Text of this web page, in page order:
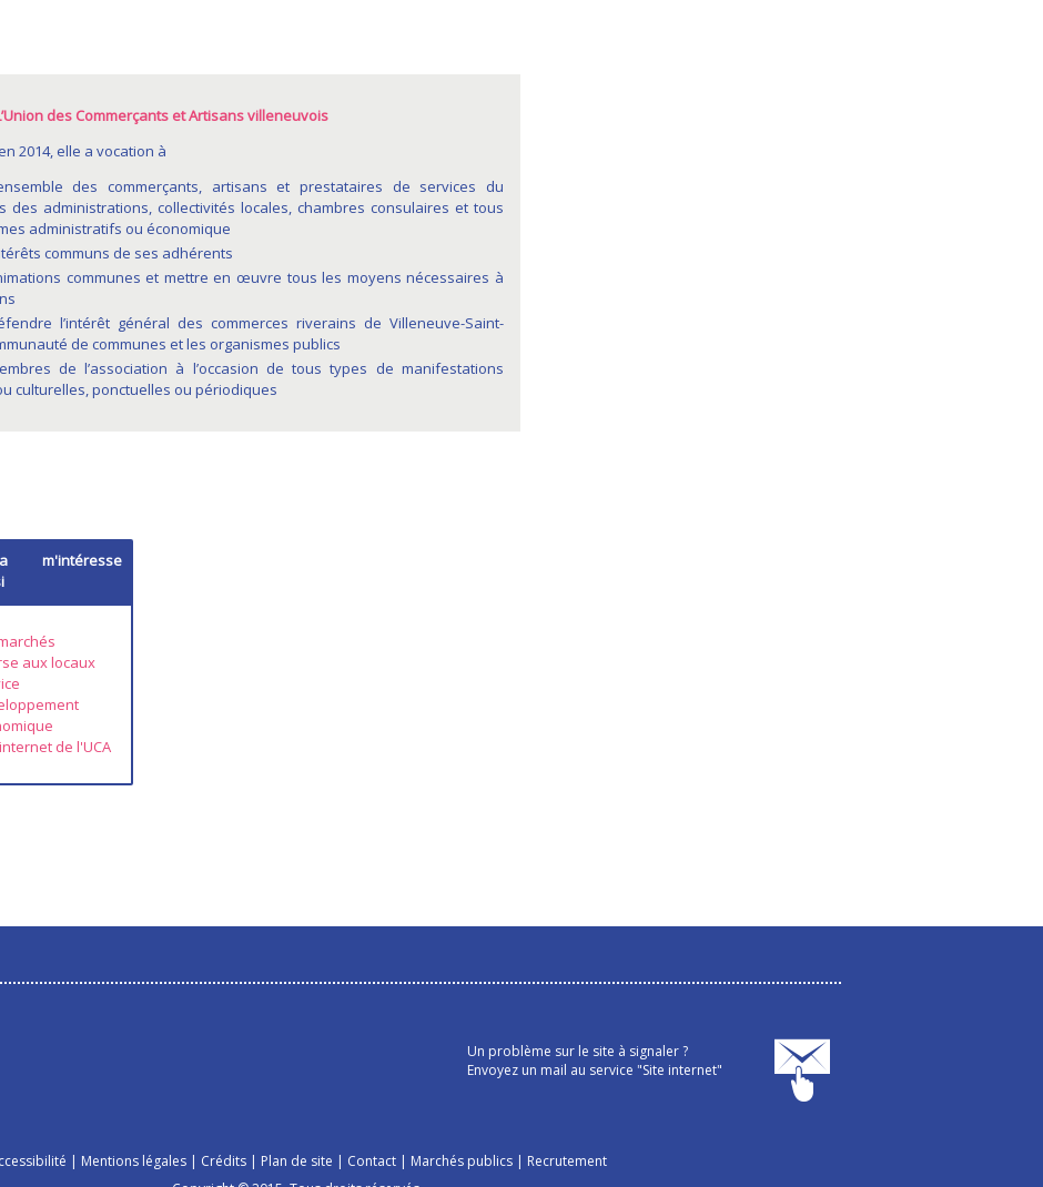
des Commerçants et Artisans villeneuvois
2014, elle a vocation à
des commerçants, artisans et prestataires de services du
des administrations, collectivités locales, chambres consulaires et tous
administratifs ou économique
communs de ses adhérents
communes et mettre en œuvre tous les moyens nécessaires à
l’intérêt général des commerces riverains de Villeneuve-Saint-
de communes et les organismes publics
de l’association à l’occasion de tous types de manifestations
culturelles, ponctuelles ou périodiques
m'intéresse
aux locaux
de l'UCA
Un problème sur le site à signaler ?
Envoyez un mail au service "Site internet"
| Mentions légales| Crédits| Plan de site | Contact| Marchés publics| Recrutement